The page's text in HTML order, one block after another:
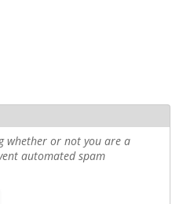
whether or not you are a
automated spam